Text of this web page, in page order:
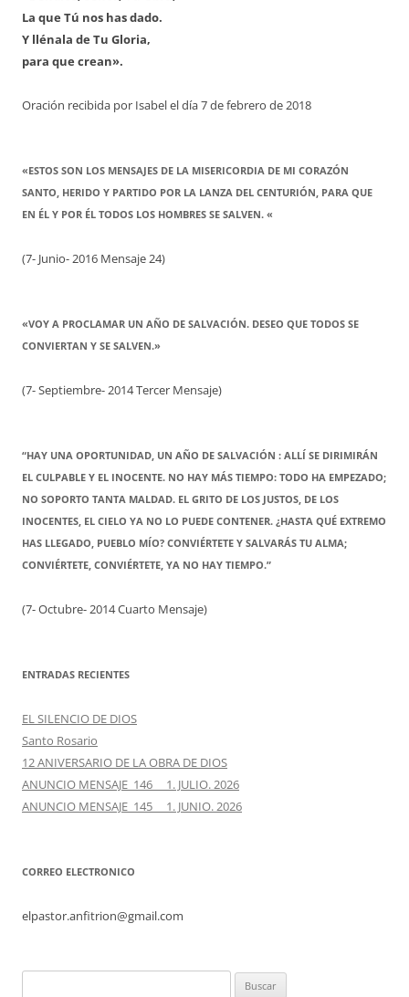
La que Tú nos has dado.
Y llénala de Tu Gloria,
para que crean».
Oración recibida por Isabel el día 7 de febrero de 2018
«ESTOS SON LOS MENSAJES DE LA MISERICORDIA DE MI CORAZÓN
SANTO, HERIDO Y PARTIDO POR LA LANZA DEL CENTURIÓN, PARA QUE
EN ÉL Y POR ÉL TODOS LOS HOMBRES SE SALVEN. «
(7- Junio- 2016 Mensaje 24)
«VOY A PROCLAMAR UN AÑO DE SALVACIÓN. DESEO QUE TODOS SE
CONVIERTAN Y SE SALVEN.»
(7- Septiembre- 2014 Tercer Mensaje)
“HAY UNA OPORTUNIDAD, UN AÑO DE SALVACIÓN : ALLÍ SE DIRIMIRÁN
EL CULPABLE Y EL INOCENTE. NO HAY MÁS TIEMPO: TODO HA EMPEZADO;
NO SOPORTO TANTA MALDAD. EL GRITO DE LOS JUSTOS, DE LOS
INOCENTES, EL CIELO YA NO LO PUEDE CONTENER. ¿HASTA QUÉ EXTREMO
HAS LLEGADO, PUEBLO MÍO? CONVIÉRTETE Y SALVARÁS TU ALMA;
CONVIÉRTETE, CONVIÉRTETE, YA NO HAY TIEMPO.”
(7- Octubre- 2014 Cuarto Mensaje)
ENTRADAS RECIENTES
EL SILENCIO DE DIOS
Santo Rosario
12 ANIVERSARIO DE LA OBRA DE DIOS
ANUNCIO MENSAJE 146 1. JULIO. 2026
ANUNCIO MENSAJE 145 1. JUNIO. 2026
CORREO ELECTRONICO
elpastor.anfitrion@gmail.com